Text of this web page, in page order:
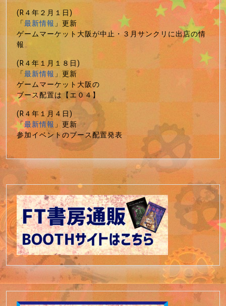
(R４年２月１日)
「最新情報」更新
ゲームマーケット大阪が中止・３月サンクリに出店の情
報
(R４年１月１８日)
「最新情報」更新
ゲームマーケット大阪の
ブース配置は【エ０４】
(R４年１月４日)
「最新情報」更新
参加イベントのブース配置発表